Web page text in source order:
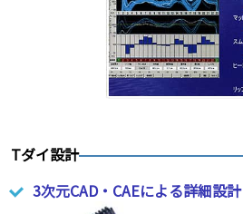
Tダイ設計
3次元CAD・CAEによる詳細設計